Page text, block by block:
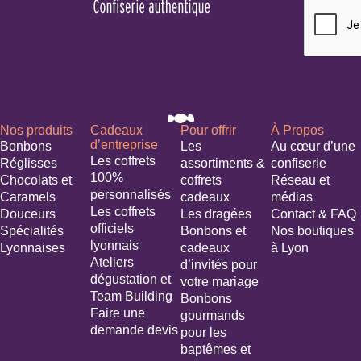
Nos produits
Bonbons
Réglisses
Chocolats et
Caramels
Douceurs
Spécialités
Lyonnaises
Cadeaux
d’entreprise
Les coffrets
100%
personnalisés
Les coffrets
officiels
lyonnais
Ateliers
dégustation et
Team Building
Faire une
demande devis
Pour offrir
Les
assortiments &
coffrets
cadeaux
Les dragées
Bonbons et
cadeaux
d’invités pour
votre mariage​
Bonbons
gourmands
pour les
baptêmes et
À Propos
Au cœur d’une
confiserie
Réseau et
médias
Contact & FAQ
Nos boutiques
à Lyon